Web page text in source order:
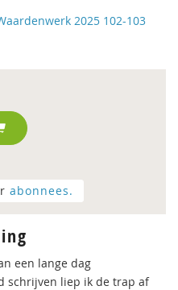
2025 102-103
abonnees.
een lange dag
schrijven liep ik de trap af